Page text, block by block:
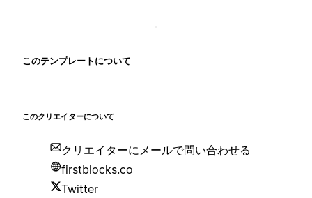
このテンプレートについて
このクリエイターについて
クリエイターにメールで問い合わせる
firstblocks.co
Twitter